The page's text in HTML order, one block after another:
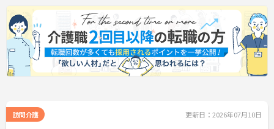
訪問介護 更新日：2026年07月10日